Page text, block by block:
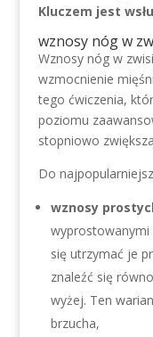
Kluczem jest
wznosy nóg w
Wznosy nóg w
wzmocnienie
tego ćwiczenia,
poziomu
stopniowo
Do
wznosy
się utrzymać je
znaleźć się
wyżej. Ten
brzucha,